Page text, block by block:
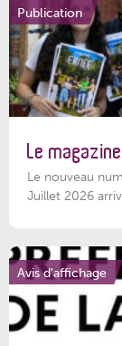
Publication
Le
Le nouveau
Juillet 2026
Avis d'affichage